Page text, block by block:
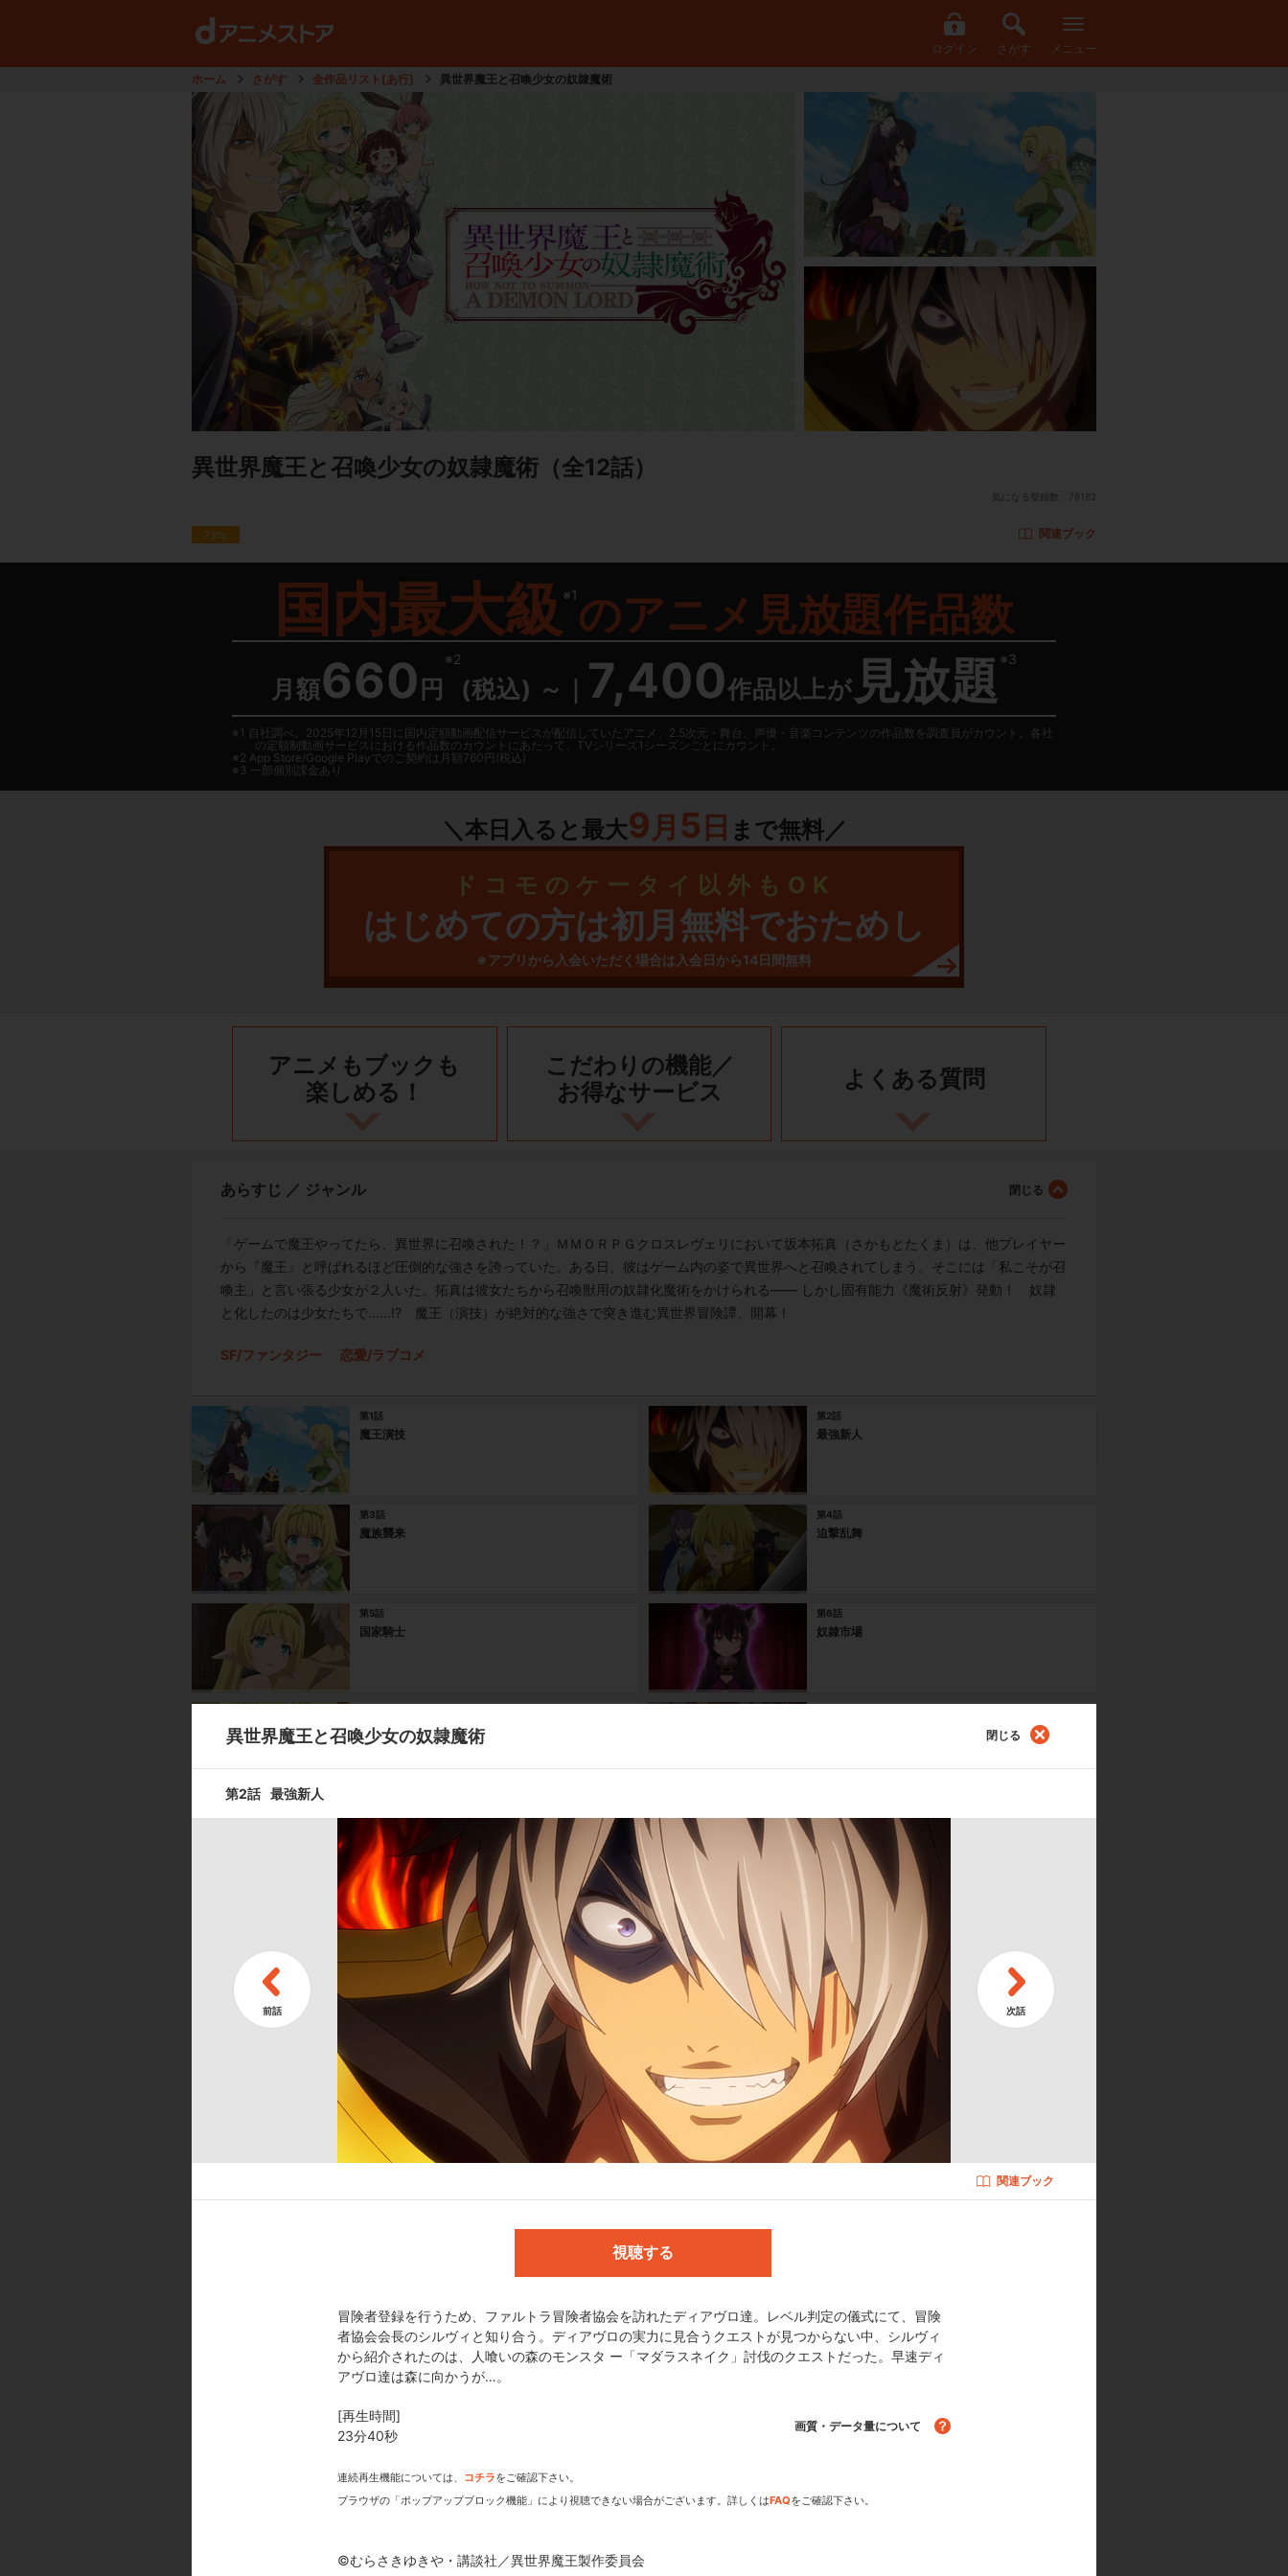
ログイン さがす メニュー
ホーム さがす 全作品リスト[あ行] 異世界魔王と召喚少女の奴隷魔術
異世界魔王と召喚少女の奴隷魔術 （全12話）
気になる登録数： 78182
720p 関連ブック
国内最大級 ※1 のアニメ見放題作品数
月額660 円
※2
(税込) ～ 7,400作品以上が 見放題 ※3
1 自社調べ。2025年12月15日に国内定額動画配信サービスが配信していたアニメ、2.5次元・舞台、声優・音楽コンテンツの作品数を調査員がカウント。各社
の定額制動画サービスにおける作品数のカウントにあたって、TVシリーズ1シーズンごとにカウント。
2 App Store/Google Playでのご契約は月額760円(税込)
3 一部個別課金あり
＼本日入ると最大9月 5 日 まで無料／
ドコモのケータイ以外もOK
はじめての方は初月無料でおためし
※アプリから入会いただく場合は入会日から14日間無料
アニメもブックも
楽しめる！
こだわりの機能／
お得なサービス
よくある質問
あらすじ ／ ジャンル
「ゲームで魔王やってたら、異世界に召喚された！？」ＭＭＯＲＰＧクロスレヴェリにおいて坂本拓真（さかもとたくま）は、他プレイヤー
から『魔王』と呼ばれるほど圧倒的な強さを誇っていた。ある日、彼はゲーム内の姿で異世界へと召喚されてしまう。そこには「私こそが召
喚主」と言い張る少女が２人いた。拓真は彼女たちから召喚獣用の奴隷化魔術をかけられる―― しかし固有能力《魔術反射》発動！ 奴隷
と化したのは少女たちで……!? 魔王（演技）が絶対的な強さで突き進む異世界冒険譚、開幕！
SF/ファンタジー 恋愛/ラブコメ
第1話
魔王演技
第2話
最強新人
第3話
魔族襲来
第4話
迫撃乱舞
第5話
国家騎士
第6話
奴隷市場
人心変転
聖騎士譚 魔王復活
第11話
幼女覚醒 真贋対戦
ディアヴロ:水中雅章／シェラ・L・グリーンウッド:芹澤優／レム・ガレウ:和氣あず未／アリシア・クリステラ:原由実／シルヴィ:大久保瑠美
／エデルガルト:加藤英美里／セレスティーヌ・ボードレール:千本木彩花／メイ:森嶋優花
原作:むらさきゆきや (講談社ラノベ文庫刊)／キャラクター原案:鶴崎貴大／監督:村野佑太／シリーズ構成:筆安一幸／キャラクターデザイン:
／美術:草薙／撮影:旭プロダクション白石スタジオ／撮影監督:佐藤哲平／音楽:加藤裕介／音響制作:ハーフ HPスタジオ／音響監督:本山哲／
©むらさきゆきや・講談社／異世界魔王製作委員会
dアニメストアなら
異世界魔王と召喚少女の奴隷魔術 閉じる
第2話 最強新人
関連ブック
視聴する
冒険者登録を行うため、ファルトラ冒険者協会を訪れたディアヴロ達。レベル判定の儀式にて、冒険
者協会会長のシルヴィと知り合う。ディアヴロの実力に見合うクエストが見つからない中、シルヴィ
から紹介されたのは、人喰いの森のモンスタ ー「マダラスネイク」討伐のクエストだった。早速ディ
アヴロ達は森に向かうが…。
[再生時間]
23分40秒
画質・データ量について
連続再生機能については、 コチラをご確認下さい。
ブラウザの「ポップアップブロック機能」により視聴できない場合がございます。詳しくはFAQをご確認下さい。
©むらさきゆきや・講談社／異世界魔王製作委員会